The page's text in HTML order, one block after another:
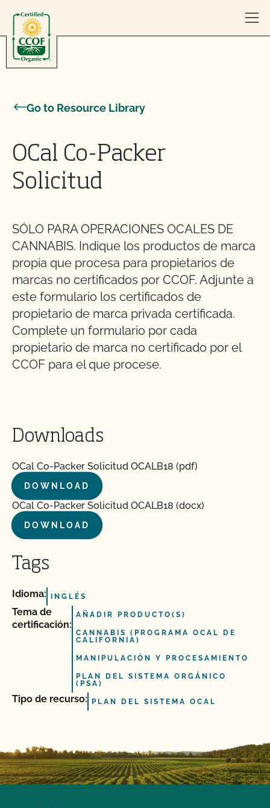
Go to Resource Library
OCal Co-Packer
Solicitud
SÓLO PARA OPERACIONES OCALES DE
CANNABIS. Indique los productos de marca
propia que procesa para propietarios de
marcas no certificados por CCOF. Adjunte a
este formulario los certificados de
propietario de marca privada certificada.
Complete un formulario por cada
propietario de marca no certificado por el
CCOF para el que procese.
Downloads
OCal Co-Packer Solicitud OCALB18 (pdf)
DOWNLOAD
OCal Co-Packer Solicitud OCALB18 (docx)
DOWNLOAD
Tags
Idioma: INGLÉS
Tema de
certificación:
AÑADIR PRODUCTO(S)
CANNABIS (PROGRAMA OCAL DE
CALIFORNIA)
MANIPULACIÓN Y PROCESAMIENTO
PLAN DEL SISTEMA ORGÁNICO
(PSA)
Tipo de recurso: PLAN DEL SISTEMA OCAL